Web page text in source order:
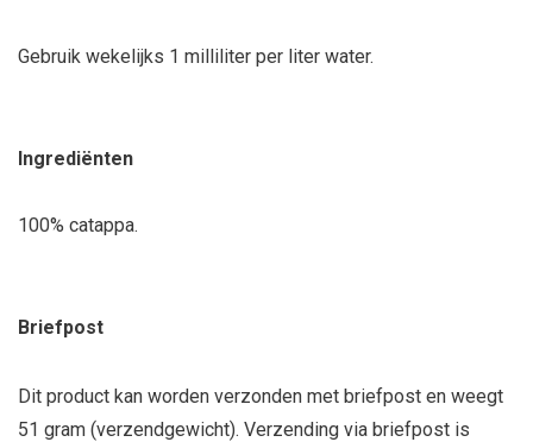
Gebruik wekelijks 1 milliliter per liter water.
Ingrediënten
100% catappa.
Briefpost
Dit product kan worden verzonden met briefpost en weegt
51 gram (verzendgewicht). Verzending via briefpost is